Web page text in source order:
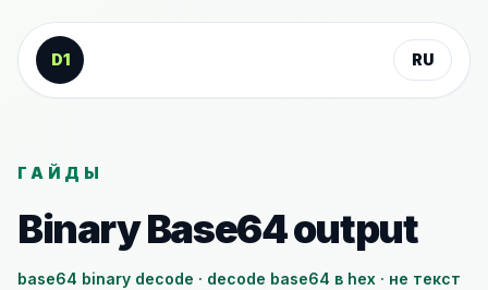
К содержанию
D1
RU
ГАЙДЫ
Binary Base64 output
base64 binary decode · decode base64 в hex · не текст